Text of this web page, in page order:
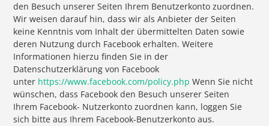
den Besuch unserer Seiten Ihrem Benutzerkonto zuordnen.
Wir weisen darauf hin, dass wir als Anbieter der Seiten
keine Kenntnis vom Inhalt der übermittelten Daten sowie
deren Nutzung durch Facebook erhalten. Weitere
Informationen hierzu finden Sie in der
Datenschutzerklärung von Facebook
unter https://www.facebook.com/policy.php Wenn Sie nicht
wünschen, dass Facebook den Besuch unserer Seiten
Ihrem Facebook- Nutzerkonto zuordnen kann, loggen Sie
sich bitte aus Ihrem Facebook-Benutzerkonto aus.